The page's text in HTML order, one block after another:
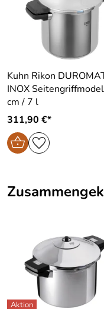
Kuhn Rikon
INOX
cm / 7 l
311,90 €*